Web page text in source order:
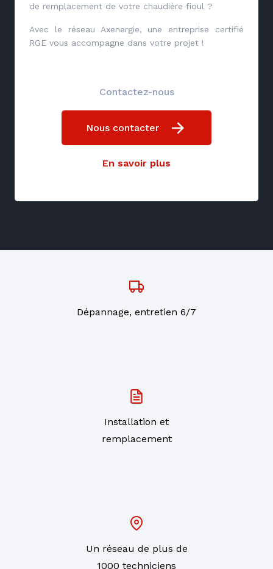
de remplacement de votre chaudière fioul ?
Avec le réseau Axenergie, une entreprise certifié
RGE vous accompagne dans votre projet !
Contactez-nous
Nous contacter
En savoir plus
Dépannage, entretien 6/7
Installation et
remplacement
Un réseau de plus de
1000 techniciens